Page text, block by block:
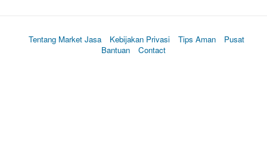
Tentang Market Jasa Kebijakan Privasi Tips Aman
Pusat
Bantuan
Contact